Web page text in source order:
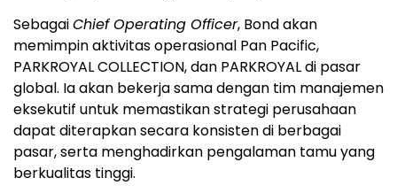
SebagaiChief Operating Officer, Bond akan
memimpin aktivitas operasional Pan Pacific,
PARKROYAL COLLECTION, dan PARKROYAL di pasar
global. Ia akan bekerja sama dengan tim manajemen
eksekutif untuk memastikan strategi perusahaan
dapat diterapkan secara konsisten di berbagai
pasar, serta menghadirkan pengalaman tamu yang
berkualitas tinggi.